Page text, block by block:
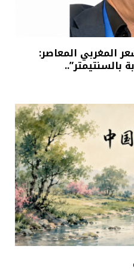
المغربي المعاصر:
بالسنتيمتر”..